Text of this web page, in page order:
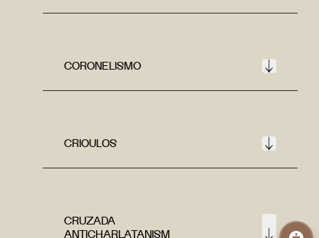
CORONELISMO
CRIOULOS
CRUZADA
ANTICHARLATANISM